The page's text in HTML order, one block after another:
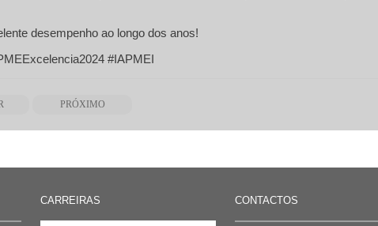
desempenho ao longo dos anos!
#IAPMEI
PRÓXIMO
CARREIRAS CONTACTOS